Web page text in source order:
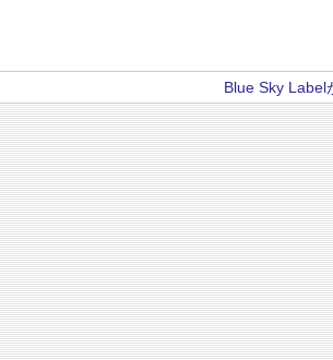
Blue Sky Label